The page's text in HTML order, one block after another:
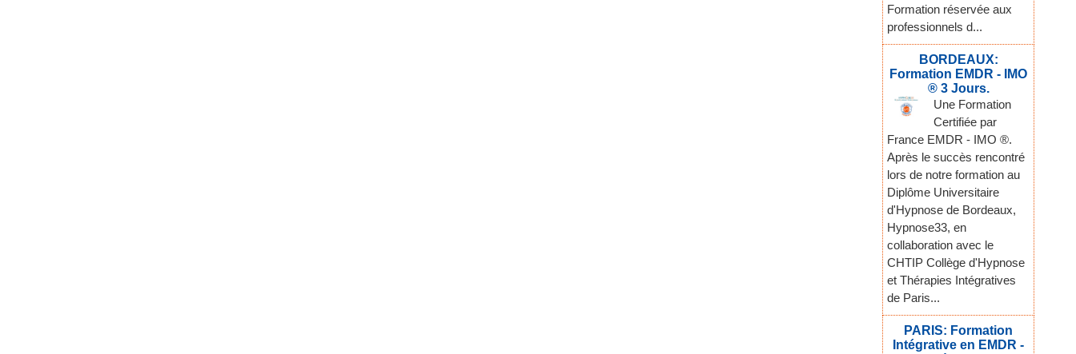
Formation réservée aux
professionnels d...
BORDEAUX:
Formation EMDR - IMO
® 3 Jours.
Une Formation
Certifiée par
France EMDR - IMO ®.
Après le succès rencontré
lors de notre formation au
Diplôme Universitaire
d'Hypnose de Bordeaux,
Hypnose33, en
collaboration avec le
CHTIP Collège d'Hypnose
et Thérapies Intégratives
de Paris...
PARIS: Formation
Intégrative en EMDR -